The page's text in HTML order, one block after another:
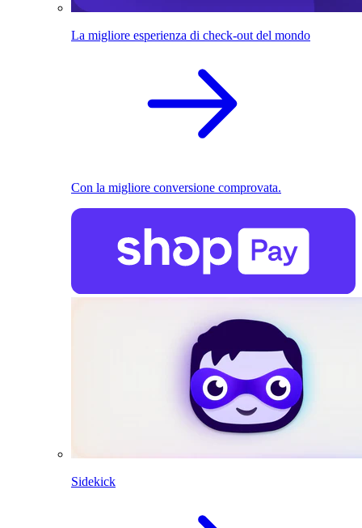
La migliore esperienza di check-out del mondo
Con la migliore conversione comprovata.
Sidekick